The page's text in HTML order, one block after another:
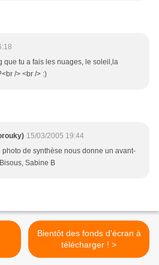
que tu a fais les nuages, le soleil,la
/> <br /> :)
15/03/2005 19:44
de synthèse nous donne un avant-
Sabine B
Bientôt des fonds d'écran à
télécharger ! >